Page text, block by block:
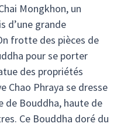
Mongkhon, un
d’une grande
frotte des pièces de
pour se porter
des propriétés
Chao Phraya se dresse
de Bouddha, haute de
Ce Bouddha doré du